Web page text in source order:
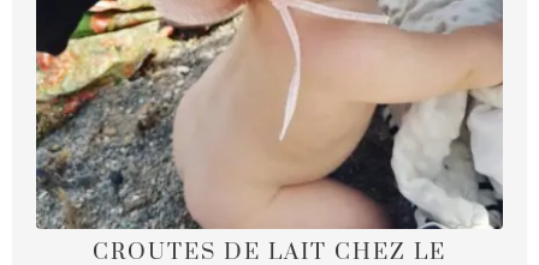
CROUTES DE LAIT CHEZ LE